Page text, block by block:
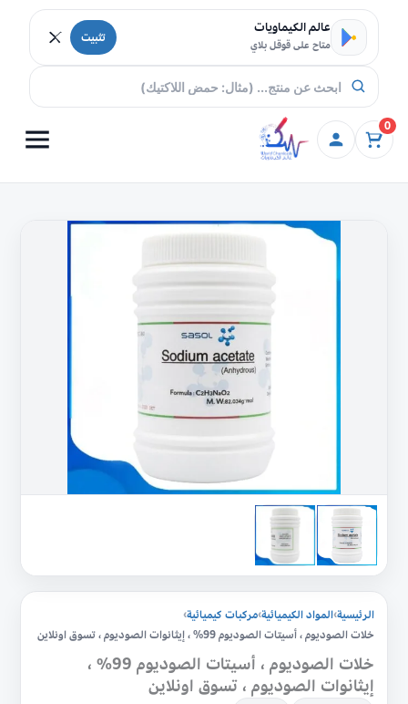
تخطي إلى المحتوى
عالم الكيماويات
متاح على قوقل بلاي تثبيت
0
الرئيسية›المواد الكيميائية›مركبات كيميائية›
خلات الصوديوم ، أسيتات الصوديوم 99% ، إيثانوات الصوديوم ، تسوق اونلاين
خلات الصوديوم ، أسيتات الصوديوم 99% ،
إيثانوات الصوديوم ، تسوق اونلاين
الصوديوم
تسوق
اونلاين